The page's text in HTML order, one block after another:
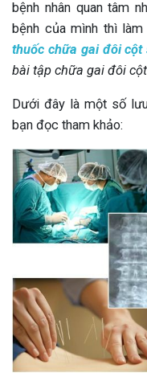
bệnh nhân quan tâm
bệnh của mình thì
thuốc chữa gai đôi cột
bài tập chữa gai đôi
Dưới đây là một số
bạn đọc tham khảo: